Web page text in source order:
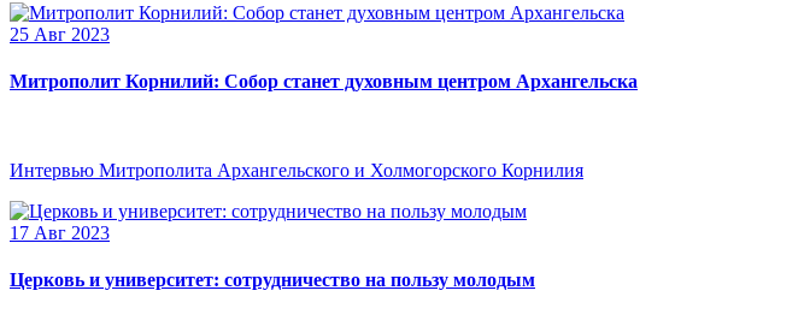
25 Авг 2023
Митрополит Корнилий: Собор станет духовным центром Архангельска
Интервью Митрополита Архангельского и Холмогорского Корнилия
17 Авг 2023
Церковь и университет: сотрудничество на пользу молодым